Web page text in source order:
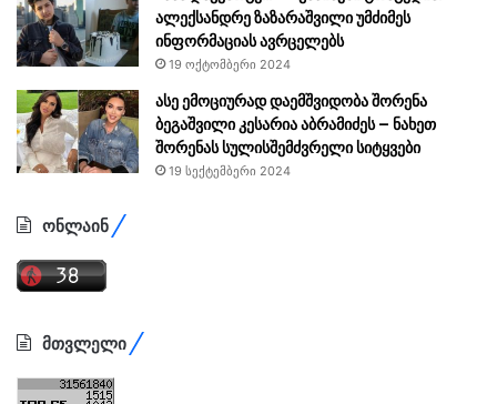
ალექსანდრე ზაზარაშვილი უმძიმეს
ინფორმაციას ავრცელებს
19 ოქტომბერი 2024
ასე ემოციურად დაემშვიდობა შორენა
ბეგაშვილი კესარია აბრამიძეს – ნახეთ
შორენას სულისშემძვრელი სიტყვები
19 სექტემბერი 2024
ონლაინ
მთვლელი